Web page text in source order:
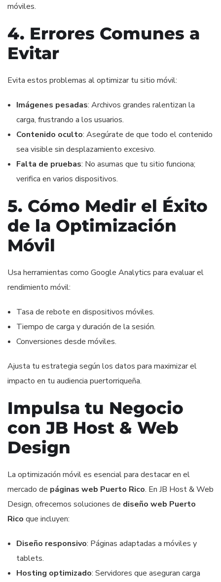
móviles.
4. Errores Comunes a
Evitar
Evita estos problemas al optimizar tu sitio móvil:
Imágenes pesadas: Archivos grandes ralentizan la
carga, frustrando a los usuarios.
Contenido oculto: Asegúrate de que todo el contenido
sea visible sin desplazamiento excesivo.
Falta de pruebas: No asumas que tu sitio funciona;
verifica en varios dispositivos.
5. Cómo Medir el Éxito
de la Optimización
Móvil
Usa herramientas como Google Analytics para evaluar el
rendimiento móvil:
Tasa de rebote en dispositivos móviles.
Tiempo de carga y duración de la sesión.
Conversiones desde móviles.
Ajusta tu estrategia según los datos para maximizar el
impacto en tu audiencia puertorriqueña.
Impulsa tu Negocio
con JB Host & Web
Design
La optimización móvil es esencial para destacar en el
mercado de páginas web Puerto Rico. En JB Host & Web
Design, ofrecemos soluciones de diseño web Puerto
Rico que incluyen:
Diseño responsivo: Páginas adaptadas a móviles y
tablets.
Hosting optimizado: Servidores que aseguran carga